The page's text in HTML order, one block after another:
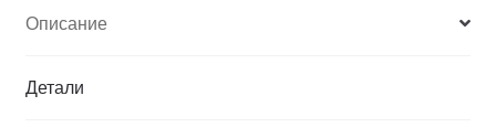
Описание
Детали